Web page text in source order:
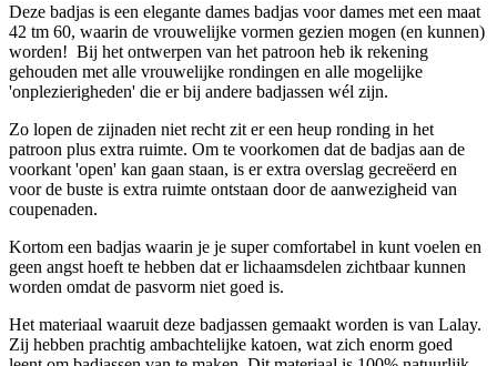
Deze badjas is een elegante dames badjas voor dames met een maat
42 tm 60, waarin de vrouwelijke vormen gezien mogen (en kunnen)
worden! Bij het ontwerpen van het patroon heb ik rekening
gehouden met alle vrouwelijke rondingen en alle mogelijke
'onplezierigheden' die er bij andere badjassen wél zijn.
Zo lopen de zijnaden niet recht zit er een heup ronding in het
patroon plus extra ruimte. Om te voorkomen dat de badjas aan de
voorkant 'open' kan gaan staan, is er extra overslag gecreëerd en
voor de buste is extra ruimte ontstaan door de aanwezigheid van
coupenaden.
Kortom een badjas waarin je je super comfortabel in kunt voelen en
geen angst hoeft te hebben dat er lichaamsdelen zichtbaar kunnen
worden omdat de pasvorm niet goed is.
Het materiaal waaruit deze badjassen gemaakt worden is van Lalay.
Zij hebben prachtig ambachtelijke katoen, wat zich enorm goed